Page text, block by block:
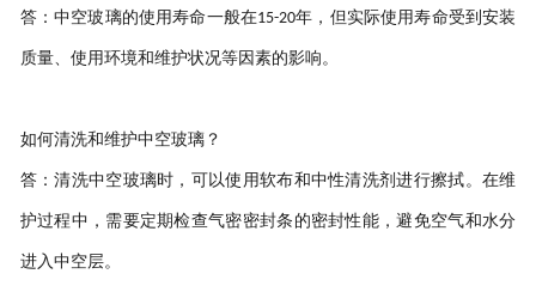
答：中空玻璃的使用寿命一般在15-20年，但实际使用寿命受到安装
质量、使用环境和维护状况等因素的影响。
如何清洗和维护中空玻璃？
答：清洗中空玻璃时，可以使用软布和中性清洗剂进行擦拭。在维
护过程中，需要定期检查气密密封条的密封性能，避免空气和水分
进入中空层。